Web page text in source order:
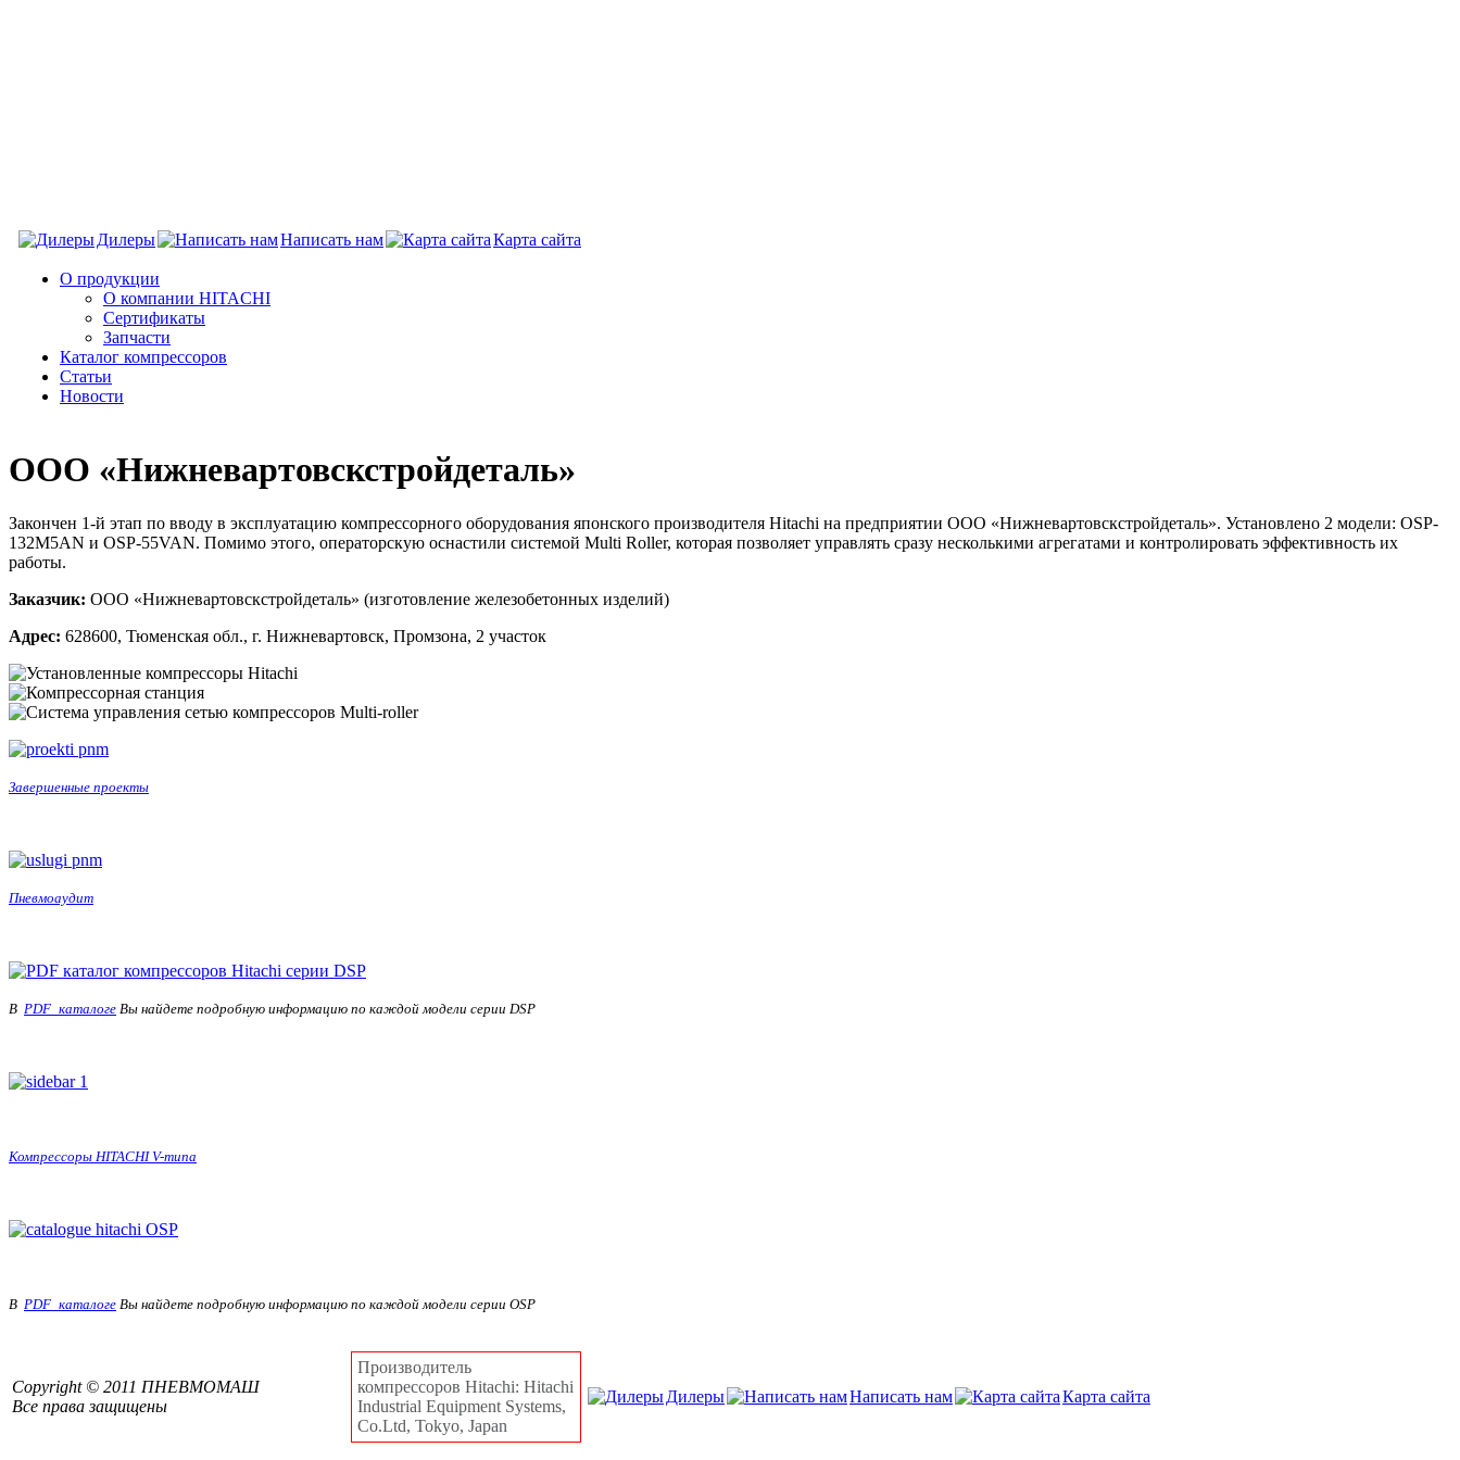
Дилеры Написать нам Карта сайта
О продукции
О компании HITACHI
Сертификаты
Запчасти
Каталог компрессоров
Статьи
Новости
ООО «Нижневартовскстройдеталь»
Закончен 1-й этап по вводу в эксплуатацию компрессорного оборудования японского производителя Hitachi на предприятии ООО «Нижневартовскстройдеталь». Установлено 2 модели: OSP-
132M5AN и OSP-55VAN. Помимо этого, операторскую оснастили системой Multi Roller, которая позволяет управлять сразу несколькими агрегатами и контролировать эффективность их
работы.
Заказчик: ООО «Нижневартовскстройдеталь» (изготовление железобетонных изделий)
Адрес: 628600, Тюменская обл., г. Нижневартовск, Промзона, 2 участок
Завершенные проекты
Пневмоаудит
В PDF_каталоге Вы найдете подробную информацию по каждой модели серии DSP
Компрессоры HITACHI V-типа
В PDF_каталоге Вы найдете подробную информацию по каждой модели серии OSP
Сopyright © 2011 ПНЕВМОМАШ
Все права защищены
Производитель
компрессоров Hitachi: Hitachi
Industrial Equipment Systems,
Co.Ltd, Tokyo, Japan
Дилеры Написать нам Карта сайта